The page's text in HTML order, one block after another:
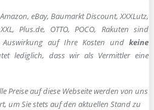
eBay, Baumarkt Discount, XXXLutz,
Plus.de, OTTO, POCO, Rakuten sind
auf Ihre Kosten und keine
lediglich, dass wir als Vermittler eine
Preise auf diese Webseite werden von uns
um Sie stets auf den aktuellen Stand zu